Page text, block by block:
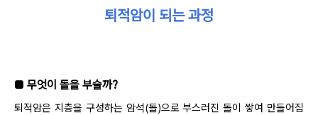
퇴적암이 되는 과정
■ 무엇이 돌을 부술까?
퇴적암은 지층을 구성하는 암석(돌)으로 부스러진 돌이 쌓여 만들어집